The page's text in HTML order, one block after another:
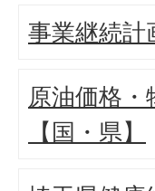
事業継続計
原油価格
【国・県】